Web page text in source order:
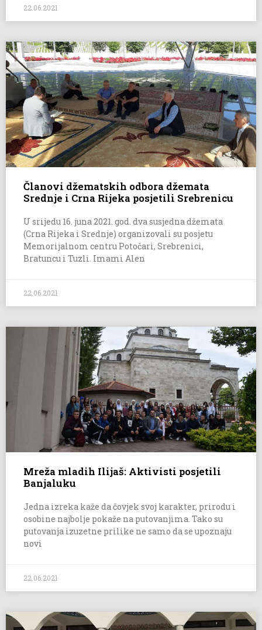
22.06.2021
Članovi džematskih odbora džemata
Srednje i Crna Rijeka posjetili Srebrenicu
U srijedu 16. juna 2021. god. dva susjedna džemata
(Crna Rijeka i Srednje) organizovali su posjetu
Memorijalnom centru Potočari, Srebrenici,
Bratuncu i Tuzli. Imami Alen
22.06.2021
Mreža mladih Ilijaš: Aktivisti posjetili
Banjaluku
Jedna izreka kaže da čovjek svoj karakter, prirodu i
osobine najbolje pokaže na putovanjima. Tako su
putovanja izuzetne prilike ne samo da se upoznaju
novi
22.06.2021